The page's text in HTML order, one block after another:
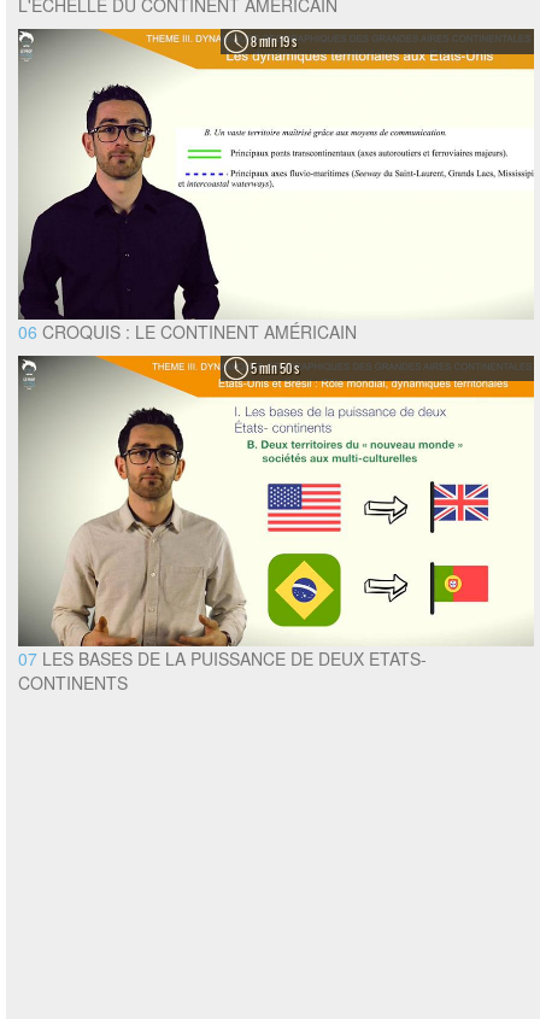
L'ÉCHELLE DU CONTINENT AMÉRICAIN
8 min 19 s
06 CROQUIS : LE CONTINENT AMÉRICAIN
5 min 50 s
07 LES BASES DE LA PUISSANCE DE DEUX ETATS-
CONTINENTS